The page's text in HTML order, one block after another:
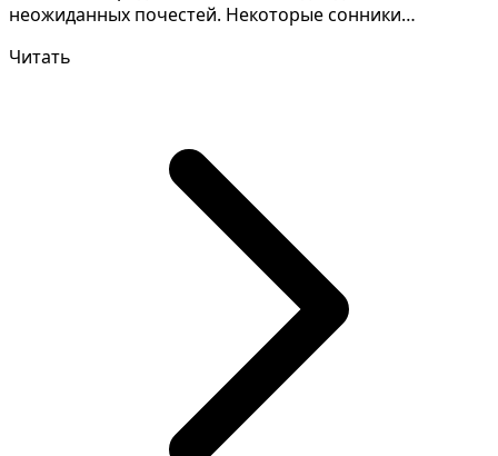
неожиданных почестей. Некоторые сонники
Читать